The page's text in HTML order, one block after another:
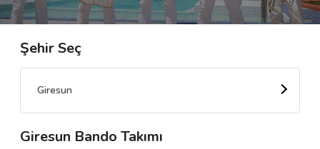
🎈 Biz Kimiz?
🌟 Müşteri Değerlendirmeleri
Şehir Seç
Giresun
Giresun Bando Takımı